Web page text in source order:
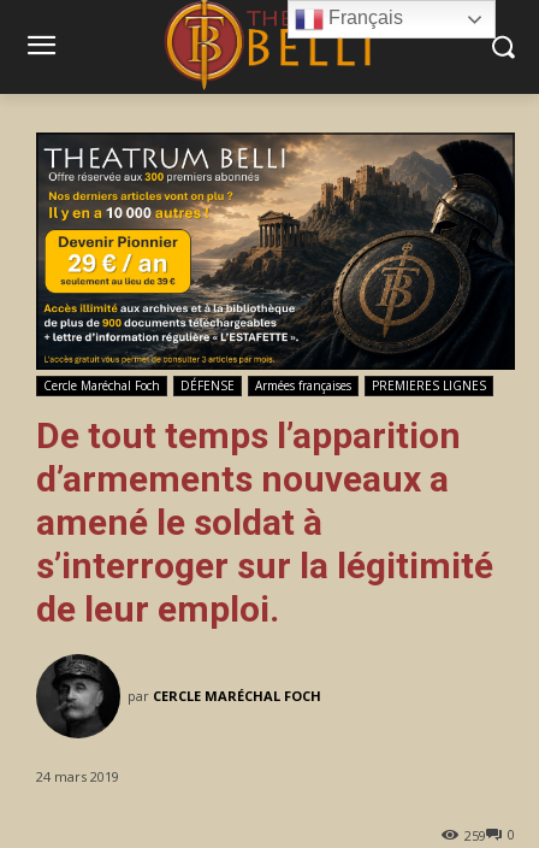
Cercle Maréchal Foch DÉFENSE Armées françaises PREMIERES LIGNES
De tout temps l’apparition
d’armements nouveaux a
amené le soldat à
s’interroger sur la légitimité
de leur emploi.
par CERCLE MARÉCHAL FOCH
24 mars 2019
0
259
Français